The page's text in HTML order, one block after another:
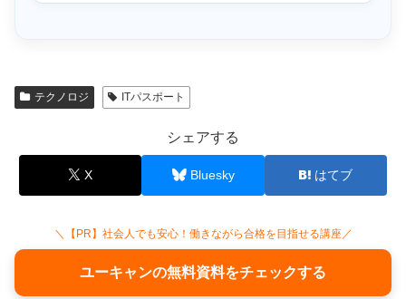
テクノロジ ITパスポート
シェアする
X Bluesky はてブ
＼【PR】社会人でも安心！働きながら合格を目指せる講座／
ユーキャンの無料資料をチェックする